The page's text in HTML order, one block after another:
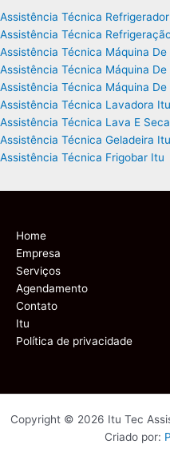
Assistência Técnica
Assistência Técnica
Assistência Técnica Máquina De
Assistência Técnica Máquina
Assistência Técnica Máquina
Assistência Técnica Lavadora Itu
Assistência Técnica Lava E
Assistência Técnica Geladeira Itu
Assistência Técnica Frigobar Itu
Home
Empresa
Serviços
Agendamento
Contato
Itu
Política de privacidade
Copyright © 2026 Itu Tec
Criado por: